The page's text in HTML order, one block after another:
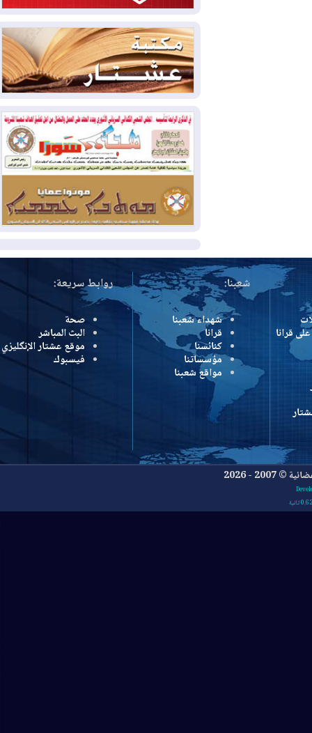
2026-08-04سومو: إنتاج النفط في إقليم
كوردستان انخفض إلى أقل من 10%
2026-08-04ملفات حقبة الكاظمي تعود إلى
الواجهة.. أنباء عن مراجعات قضائية
وتحقيقات أوسع في قضايا فساد
2026-08-04
بيترو يشكو تزوير الانتخابات
الرئاسية ويحذر من "حرب أهلية" في
كولومبيا
2026-08-03
رئيس إقليم كوردستان في
دمشق في زيارة رسمية
شعبنا:
شهداء شعبنا
قرانا
كنائسنا
مؤسساتنا
مواقع شعبنا
روابط سريعة:
صحة
البث المباشر
موقع عشتار الإنگليزي
فيسبوك
2026